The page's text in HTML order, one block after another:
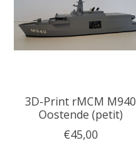
3D-Print rMCM M940
Oostende (petit)
€45,00